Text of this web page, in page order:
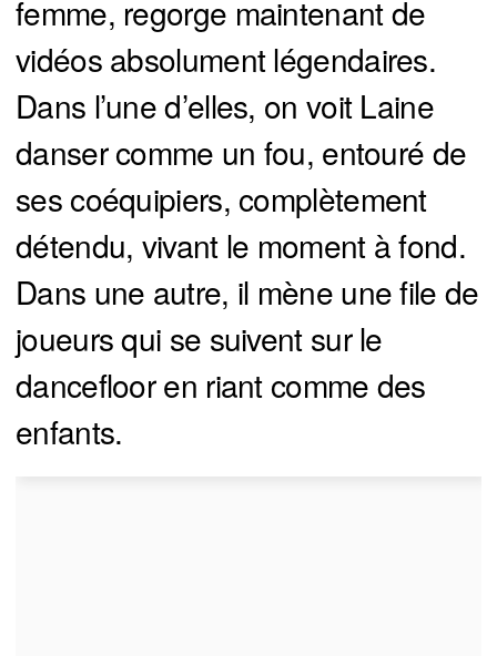
femme, regorge maintenant de
vidéos absolument légendaires.
Dans l’une d’elles, on voit Laine
danser comme un fou, entouré de
ses coéquipiers, complètement
détendu, vivant le moment à fond.
Dans une autre, il mène une file de
joueurs qui se suivent sur le
dancefloor en riant comme des
enfants.